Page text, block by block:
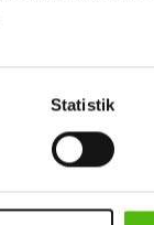
dit besøg på
Statistik
hele tiden er
og